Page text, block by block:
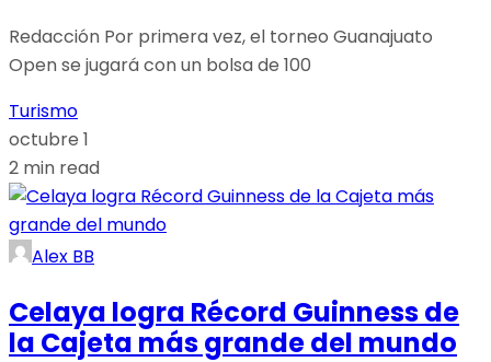
Redacción Por primera vez, el torneo Guanajuato
Open se jugará con un bolsa de 100
Turismo
octubre 1
2 min read
Alex BB
Celaya logra Récord Guinness de
la Cajeta más grande del mundo